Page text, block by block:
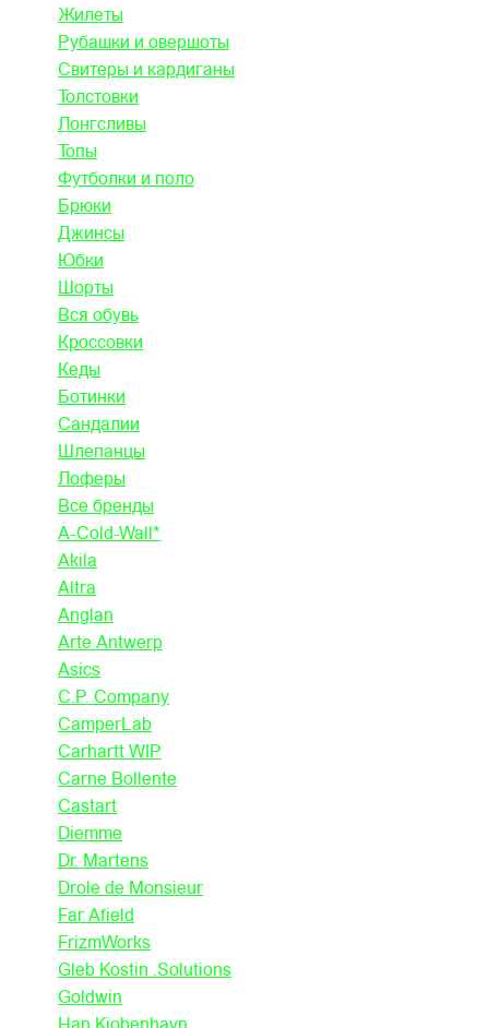
Жилеты
Рубашки и овершоты
Свитеры и кардиганы
Толстовки
Лонгсливы
Топы
Футболки и поло
Брюки
Джинсы
Юбки
Шорты
Вся обувь
Кроссовки
Кеды
Ботинки
Сандалии
Шлепанцы
Лоферы
Все бренды
A-Cold-Wall*
Akila
Altra
Anglan
Arte Antwerp
Asics
C.P. Company
CamperLab
Carhartt WIP
Carne Bollente
Castart
Diemme
Dr. Martens
Drole de Monsieur
Far Afield
FrizmWorks
Gleb Kostin .Solutions
Goldwin